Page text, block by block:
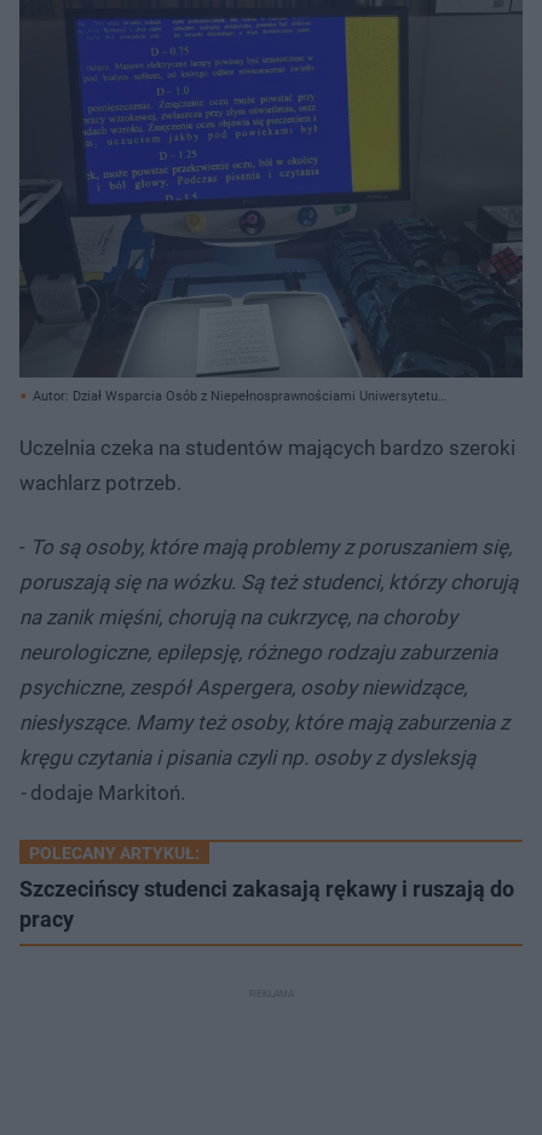
Autor: Dział Wsparcia Osób z Niepełnosprawnościami Uniwersytetu
Uczelnia czeka na studentów mających bardzo szeroki
wachlarz potrzeb.
- To są osoby, które mają problemy z poruszaniem się,
poruszają się na wózku. Są też studenci, którzy chorują
na zanik mięśni, chorują na cukrzycę, na choroby
neurologiczne, epilepsję, różnego rodzaju zaburzenia
psychiczne, zespół Aspergera, osoby niewidzące,
niesłyszące. Mamy też osoby, które mają zaburzenia z
kręgu czytania i pisania czyli np. osoby z dysleksją
- dodaje Markitoń.
POLECANY ARTYKUŁ:
Szczecińscy studenci zakasają rękawy i ruszają do
pracy